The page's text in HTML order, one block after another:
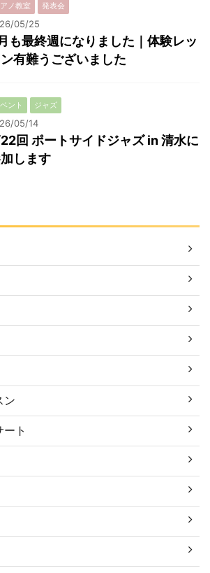
ノ教室 発表会
05/25
も最終週になりました｜体験レッ
有難うございました
ント ジャズ
05/14
回 ポートサイドジャズ in 清水に
します
ン
ト